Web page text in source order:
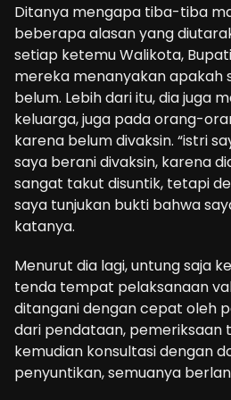
Ditanya mengapa tiba-tiba
beberapa alasan yang
setiap ketemu Walikota,
mereka menanyakan apakah
belum. Lebih dari itu, dia juga
keluarga, juga pada orang-
karena belum divaksin. “istri
saya berani divaksin, karena
sangat takut disuntik, tetapi
saya tunjukan bukti bahwa
katanya.
Menurut dia lagi, untung saja
tenda tempat pelaksanaan
ditangani dengan cepat oleh
dari pendataan, pemeriksaan
kemudian konsultasi dengan
penyuntikan, semuanya